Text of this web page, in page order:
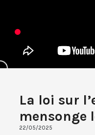
La loi sur
mensonge
22/05/2025